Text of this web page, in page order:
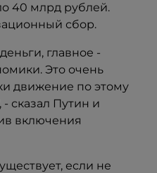
40 млрд рублей.
сбор.
главное -
Это очень
движение по этому
сказал Путин и
включения
если не